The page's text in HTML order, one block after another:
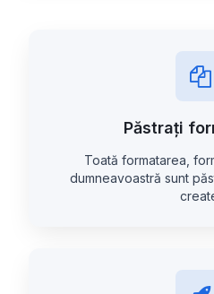
Păstrați
Toată formatarea,
dumneavoastră sunt